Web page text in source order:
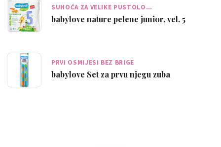
SUHOĆA ZA VELIKE PUSTOLO…
babylove nature pelene junior, vel. 5
PRVI OSMIJESI BEZ BRIGE
babylove Set za prvu njegu zuba